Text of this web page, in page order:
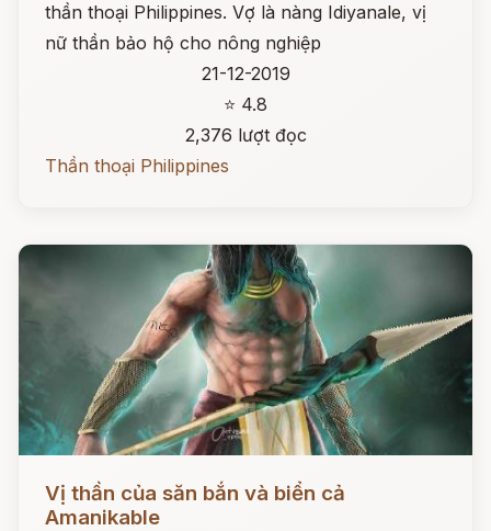
thần thoại Philippines. Vợ là nàng Idiyanale, vị
nữ thần bảo hộ cho nông nghiệp
21-12-2019
⭐ 4.8
2,376 lượt đọc
Thần thoại Philippines
Đọc ngay
Vị thần của săn bắn và biển cả
Amanikable